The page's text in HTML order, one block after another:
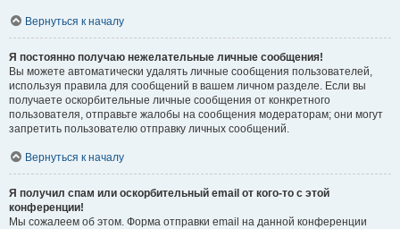
Вернуться к началу
Я постоянно получаю нежелательные личные сообщения!
Вы можете автоматически удалять личные сообщения пользователей,
используя правила для сообщений в вашем личном разделе. Если вы
получаете оскорбительные личные сообщения от конкретного
пользователя, отправьте жалобы на сообщения модераторам; они могут
запретить пользователю отправку личных сообщений.
Вернуться к началу
Я получил спам или оскорбительный email от кого-то с этой
конференции!
Мы сожалеем об этом. Форма отправки email на данной конференции